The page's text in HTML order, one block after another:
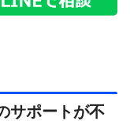
サポートが不